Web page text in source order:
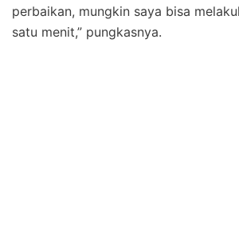
perbaikan, mungkin saya bisa
satu menit,” pungkasnya.